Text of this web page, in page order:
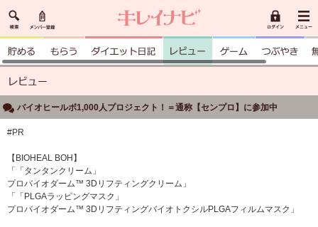
バイオヒールボ1,000人プロジェクト！＝通称【センプロ】に参加中
#PR
【BIOHEAL BOH】
「「タンタンクリーム」
プロバイオダーム™ 3Dリフティングクリーム」
「「PLGAラッピングマスク」
プロバイオダーム™ 3DリフティングバイオトクシルPLGAフィルムマスク」